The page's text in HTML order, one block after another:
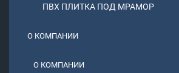
ПВХ ПЛИТКА ПОД МРАМОР
О КОМПАНИИ
О КОМПАНИИ